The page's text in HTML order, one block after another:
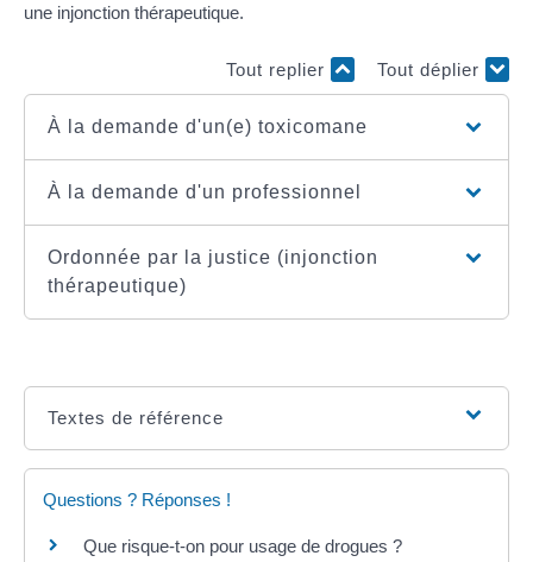
une injonction thérapeutique.
Tout replier Tout déplier
À la demande d'un(e) toxicomane
À la demande d'un professionnel
Ordonnée par la justice (injonction
thérapeutique)
Textes de référence
Questions ? Réponses !
Que risque-t-on pour usage de drogues ?